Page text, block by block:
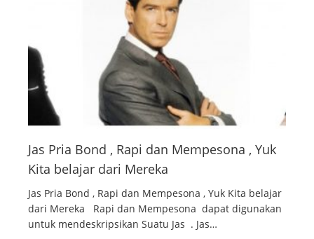
Jas Pria Bond , Rapi dan Mempesona , Yuk
Kita belajar dari Mereka
Jas Pria Bond , Rapi dan Mempesona , Yuk Kita belajar
dari Mereka Rapi dan Mempesona dapat digunakan
untuk mendeskripsikan Suatu Jas . Jas…